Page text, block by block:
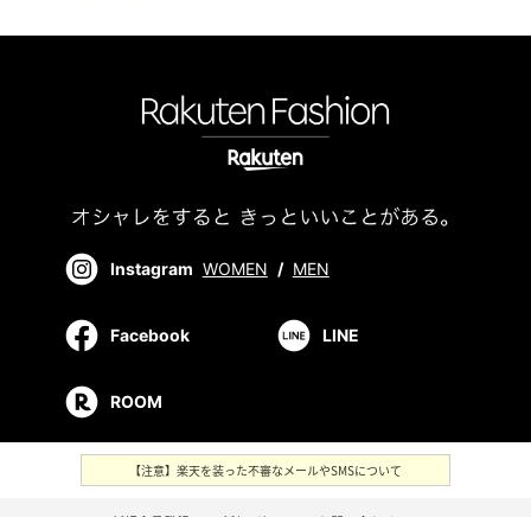
Instagram WOMEN / MEN
Facebook LINE
ROOM
【注意】楽天を装った不審なメールやSMSについて